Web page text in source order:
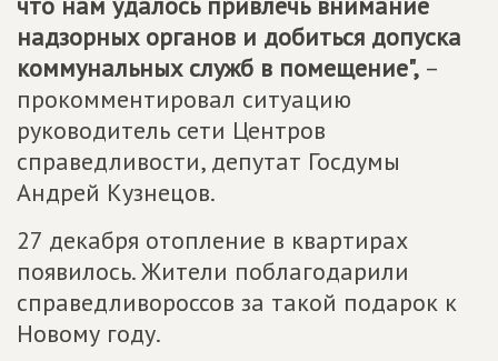
надзорных органов и добиться допуска
коммунальных служб в помещение", –
прокомментировал ситуацию
руководитель сети Центров
справедливости, депутат Госдумы
Андрей Кузнецов.
27 декабря отопление в квартирах
появилось. Жители поблагодарили
справедливороссов за такой подарок к
Новому году.